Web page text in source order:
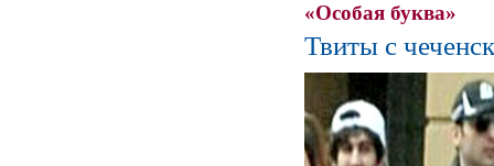
«Особая буква»
Твиты с